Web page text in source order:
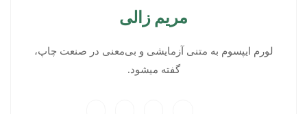
مریم زالی
لورم ایپسوم به متنی آزمایشی و بی‌معنی در صنعت چاپ،
گفته میشود.